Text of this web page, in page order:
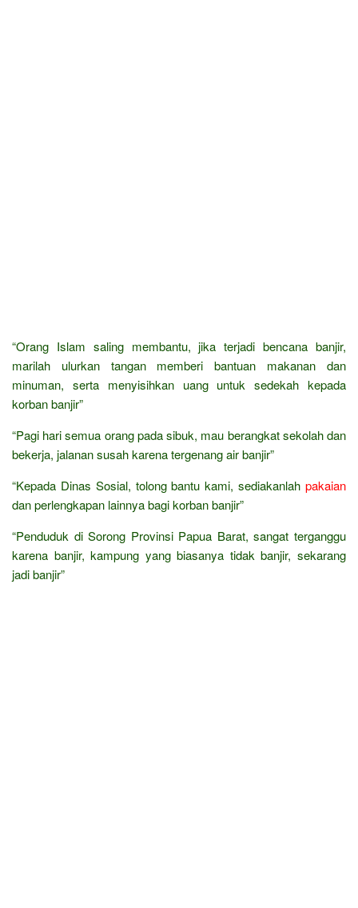
“Orang Islam saling membantu, jika terjadi bencana banjir,
marilah ulurkan tangan memberi bantuan makanan dan
minuman, serta menyisihkan uang untuk sedekah kepada
korban banjir”
“Pagi hari semua orang pada sibuk, mau berangkat sekolah dan
bekerja, jalanan susah karena tergenang air banjir”
“Kepada Dinas Sosial, tolong bantu kami, sediakanlah pakaian
dan perlengkapan lainnya bagi korban banjir”
“Penduduk di Sorong Provinsi Papua Barat, sangat terganggu
karena banjir, kampung yang biasanya tidak banjir, sekarang
jadi banjir”